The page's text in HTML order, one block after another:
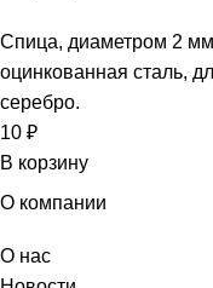
Спица, диаметром 2
оцинкованная сталь,
серебро.
10 ₽
В корзину
О компании
О нас